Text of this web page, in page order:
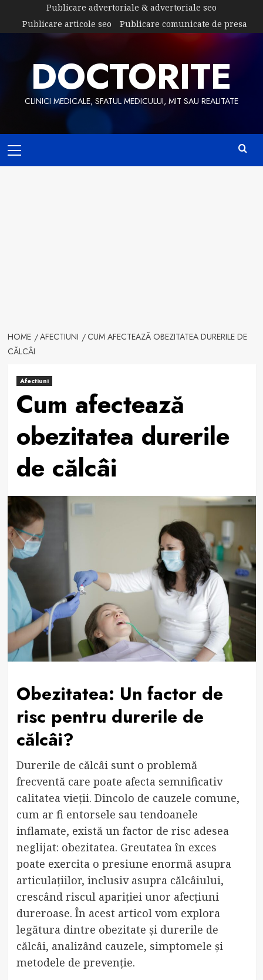
content
Publicare advertoriale & advertoriale seo
Publicare articole seo
Publicare comunicate de presa
DOCTORITE
CLINICI MEDICALE, SFATUL MEDICULUI, MIT SAU REALITATE
Menu
HOME AFECTIUNI
CUM AFECTEAZĂ OBEZITATEA DURERILE DE
CĂLCÂI
Afectiuni
Cum afectează
obezitatea durerile
de călcâi
Obezitatea: Un factor de
risc pentru durerile de
călcâi?
Durerile de călcâi sunt o problemă
frecventă care poate afecta semnificativ
calitatea vieții. Dincolo de cauzele comune,
cum ar fi entorsele sau tendoanele
inflamate, există un factor de risc adesea
neglijat: obezitatea. Greutatea în exces
poate exercita o presiune enormă asupra
articulațiilor, inclusiv asupra călcâiului,
crescând riscul apariției unor afecțiuni
dureroase. În acest articol vom explora
legătura dintre obezitate și durerile de
călcâi, analizând cauzele, simptomele și
metodele de prevenție.